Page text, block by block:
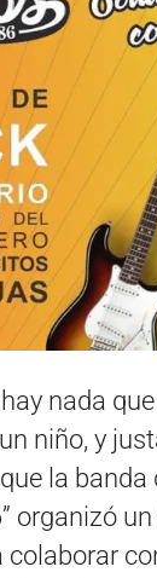
nada
niño, y
la banda
organizó
colaborar